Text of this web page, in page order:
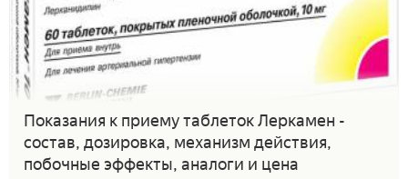
Показания к приему таблеток Леркамен -
состав, дозировка, механизм действия,
побочные эффекты, аналоги и цена